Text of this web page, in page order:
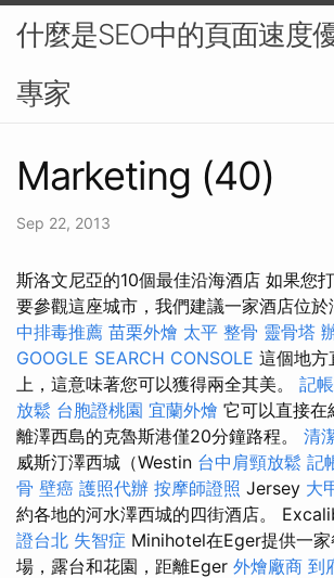
什麼是SEO中的頁面速度
專家
Marketing (40)
Sep 22, 2013
斯洛文尼亞的10個最佳沿海酒店 如果您
要參觀這座城市，我們建議一家酒店位於
中排毒推薦 苗栗外燴 太平 整骨 靈骨塔
GOOGLE SEARCH CONSOLE 這個地方
上，這意味著您可以獲得兩全其美。 記
放鬆 台胞證桃園 宜蘭外燴 它可以直接在
離澤西島的克魯斯港僅20分鐘路程。 清
威斯汀澤西城（Westin 台中肩頸放鬆 記
骨 壁癌 護照代辦 按摩師證照 Jersey 大
約各地的河水澤西城的四街酒店。
證台北 失智症 Minihotel在Eger提供一
場，露台和花園，距離Eger 外燴廠商 到